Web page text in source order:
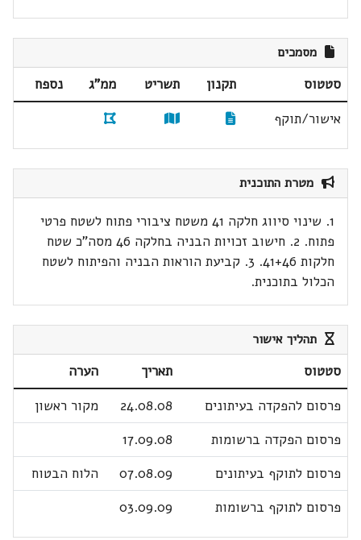
מסמכים
סטטוס תקנון תשריט ממ"ג
נספח
אישור/תוקף
מטרת התוכנית
1. שינוי סיווג חלקה 41 משטח ציבורי פתוח לשטח פרטי
פתוח. 2. חישוב זכויות הבניה בחלקה 46 מסה"כ שטח
חלקות 41+46. 3. קביעת הוראות הבניה והפיתוח לשטח
הכלול בתוכנית.
תהליך אישור
סטטוס תאריך
הערה
פרסום להפקדה בעיתונים
24.08.08
מקור ראשון
פרסום הפקדה ברשומות
17.09.08
פרסום לתוקף בעיתונים
07.08.09
הלוח הבטוח
פרסום לתוקף ברשומות
03.09.09